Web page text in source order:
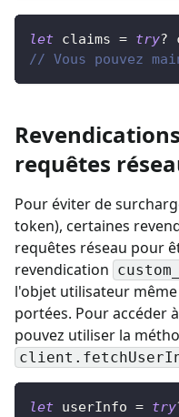
let claims = try?
// Vous pouvez
requêtes
Pour éviter de
token), certaines
requêtes réseau pour
revendication
l'objet utilisateur
portées. Pour accéder
pouvez utiliser la
let userInfo = try